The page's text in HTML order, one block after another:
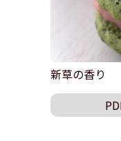
新草の香り